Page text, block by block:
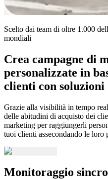
Scelto dai team di oltre 1.000
mondiali
Crea campagne di
personalizzate in
clienti con soluzioni
Grazie alla visibilità in tempo
delle abitudini di acquisto dei
marketing per raggiungerli
tuoi clienti assecondando le loro
Monitoraggio